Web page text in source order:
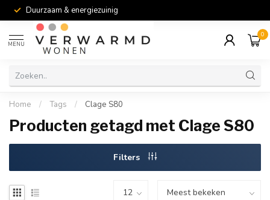
Duurzaam & energiezuinig
MENU
0
Home / Tags / Clage S80
Producten getagd met Clage S80
Filters